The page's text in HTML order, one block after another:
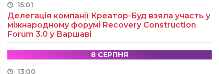
15:01
Делегація компанії Креатор-Буд взяла участь у
міжнародному форумі Recovery Construction
Forum 3.0 у Варшаві
8 СЕРПНЯ
13:00